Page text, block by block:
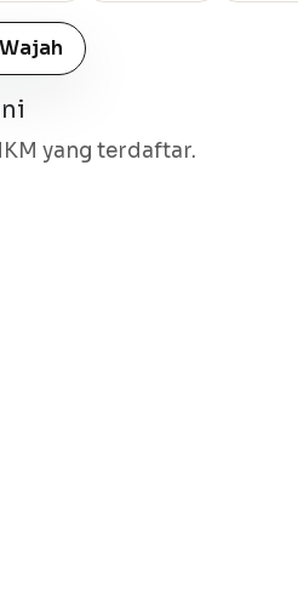
yang terdaftar.